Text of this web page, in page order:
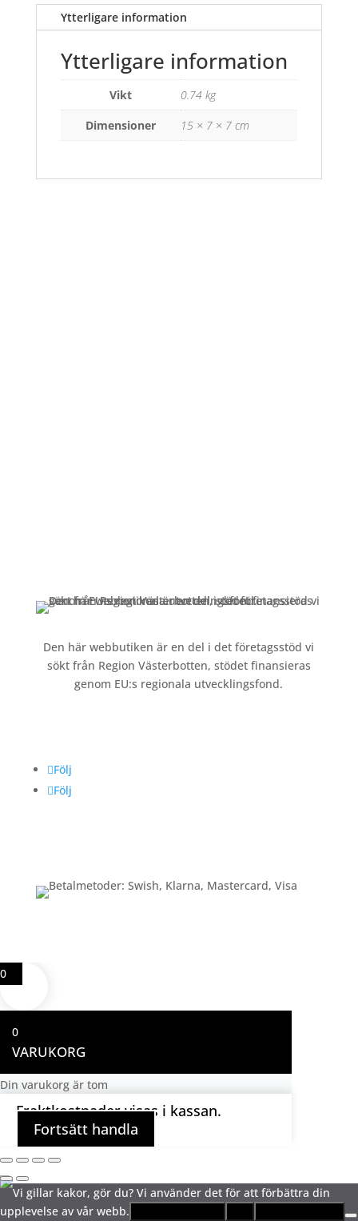
Ytterligare information
Ytterligare information
Vikt
0.74 kg
Dimensioner
15 × 7 × 7 cm
Den här webbutiken är en del i det företagsstöd vi
sökt från Region Västerbotten, stödet finansieras
genom EU:s regionala utvecklingsfond.
Följ
Följ
0
0
VARUKORG
Din varukorg är tom
Fraktkostnader visas i kassan.
Fortsätt handla
Vi gillar kakor, gör du? Vi använder det för att förbättra din
upplevelse av vår webb.